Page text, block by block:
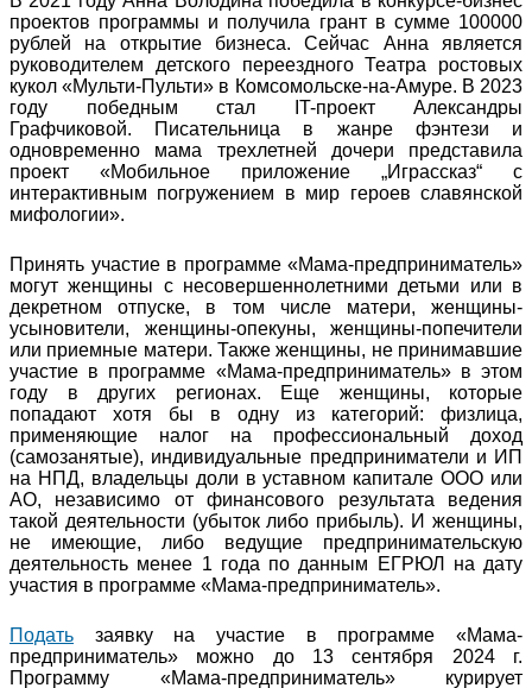
проектов программы и получила грант в сумме 100000
рублей на открытие бизнеса. Сейчас Анна является
руководителем детского переездного Театра ростовых
кукол «Мульти-Пульти» в Комсомольске-на-Амуре. В 2023
году победным стал IT-проект Александры
Графчиковой. Писательница в жанре фэнтези и
одновременно мама трехлетней дочери представила
проект «Мобильное приложение „Играссказ“ с
интерактивным погружением в мир героев славянской
мифологии».
Принять участие в программе «Мама-предприниматель»
могут женщины с несовершеннолетними детьми или в
декретном отпуске, в том числе матери, женщины-
усыновители, женщины-опекуны, женщины-попечители
или приемные матери. Также женщины, не принимавшие
участие в программе «Мама-предприниматель» в этом
году в других регионах. Еще женщины, которые
попадают хотя бы в одну из категорий: физлица,
применяющие налог на профессиональный доход
(самозанятые), индивидуальные предприниматели и ИП
на НПД, владельцы доли в уставном капитале ООО или
АО, независимо от финансового результата ведения
такой деятельности (убыток либо прибыль). И женщины,
не имеющие, либо ведущие предпринимательскую
деятельность менее 1 года по данным ЕГРЮЛ на дату
участия в программе «Мама-предприниматель».
Подать заявку на участие в программе «Мама-
предприниматель» можно до 13 сентября 2024 г.
Программу «Мама-предприниматель» курирует